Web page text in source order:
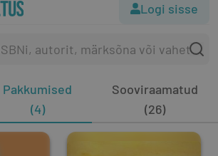
Logi sisse
Pakkumised
(4)
Sooviraamatud
(26)